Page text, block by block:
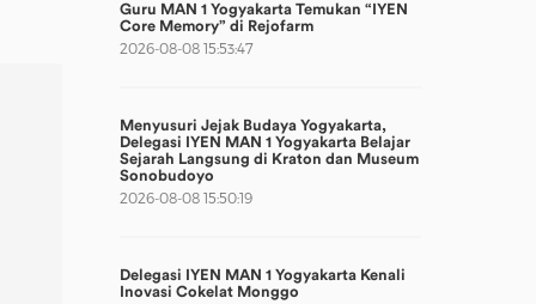
Guru MAN 1 Yogyakarta Temukan “IYEN
Core Memory” di Rejofarm
2026-08-08 15:53:47
Menyusuri Jejak Budaya Yogyakarta,
Delegasi IYEN MAN 1 Yogyakarta Belajar
Sejarah Langsung di Kraton dan Museum
Sonobudoyo
2026-08-08 15:50:19
Delegasi IYEN MAN 1 Yogyakarta Kenali
Inovasi Cokelat Monggo